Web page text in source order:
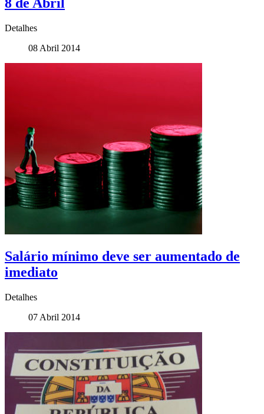
Detalhes
08 Abril 2014
Salário mínimo deve ser aumentado de
imediato
Detalhes
07 Abril 2014